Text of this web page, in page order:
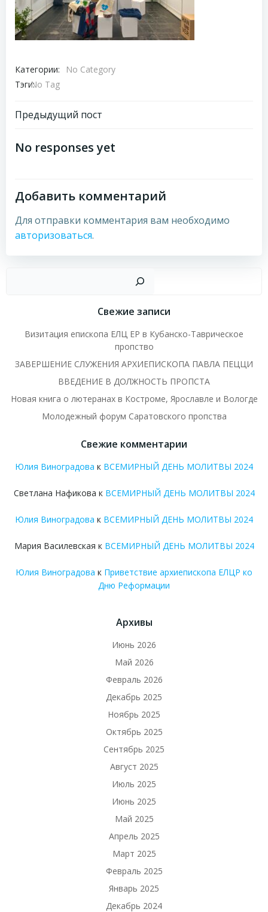
Категории:
No Category
Тэги:No Tag
Навигация
по
Предыдущий пост
No responses yet
Добавить комментарий
Для отправки комментария вам необходимо
авторизоваться.
Свежие записи
Визитация епископа ЕЛЦ ЕР в Кубанско-Таврическое
пропство
ЗАВЕРШЕНИЕ СЛУЖЕНИЯ АРХИЕПИСКОПА ПАВЛА ПЕЦЦИ
ВВЕДЕНИЕ В ДОЛЖНОСТЬ ПРОПСТА
Новая книга о лютеранах в Костроме, Ярославле и Вологде
Молодежный форум Саратовского пропства
Свежие комментарии
Юлия Виноградова к ВСЕМИРНЫЙ ДЕНЬ МОЛИТВЫ 2024
Светлана Нафикова к ВСЕМИРНЫЙ ДЕНЬ МОЛИТВЫ 2024
Юлия Виноградова к ВСЕМИРНЫЙ ДЕНЬ МОЛИТВЫ 2024
Мария Василевская к ВСЕМИРНЫЙ ДЕНЬ МОЛИТВЫ 2024
Юлия Виноградова к Приветствие архиепископа ЕЛЦР ко
Дню Реформации
Архивы
Июнь 2026
Май 2026
Февраль 2026
Декабрь 2025
Ноябрь 2025
Октябрь 2025
Сентябрь 2025
Август 2025
Июль 2025
Июнь 2025
Май 2025
Апрель 2025
Март 2025
Февраль 2025
Январь 2025
Декабрь 2024